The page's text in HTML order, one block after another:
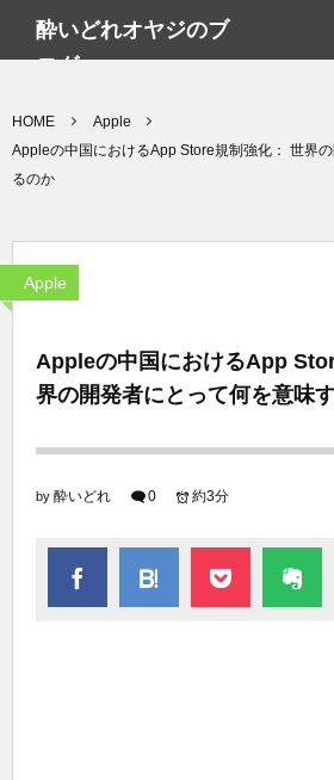
酔いどれオヤジのブ
ログwp
HOME
Apple
Appleの中国におけるApp Store規制強化： 世界
るのか
Apple
Appleの中国におけるApp
界の開発者にとって何を意味
by 酔いどれ 0 約3分